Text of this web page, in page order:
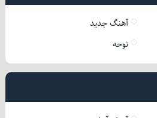
آهنگ جدید
نوحه